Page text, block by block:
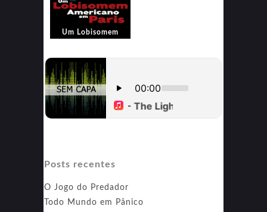
Um Lobisomem
Posts recentes
O Jogo do Predador
Todo Mundo em Pânico